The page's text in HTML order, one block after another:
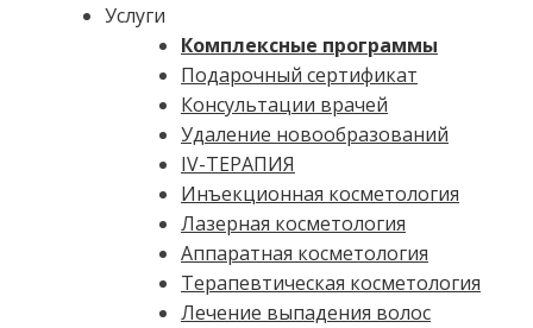
Услуги
Комплексные программы
Подарочный сертификат
Консультации врачей
Удаление новообразований
IV-ТЕРАПИЯ
Инъекционная косметология
Лазерная косметология
Аппаратная косметология
Терапевтическая косметология
Лечение выпадения волос